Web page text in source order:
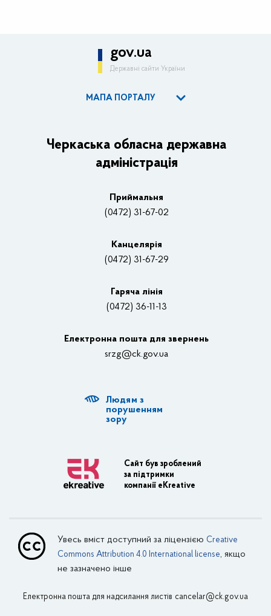
gov.ua
Державні сайти України
МАПА ПОРТАЛУ
Керівництво адміністрації
Основні завдання та нормативно-правові засади
Нагороди
Контакти
Структурні підрозділи ОДА
Діяльність ОДА
Транспортна інфраструктура
Внутрішній водний транспорт
Авіаційний транспорт
Поштовий зв’язок
Черкаська обласна державна
адміністрація
Приймальня
(0472) 31-67-02
Канцелярiя
(0472) 31-67-29
Гаряча лінія
(0472) 36-11-13
Електронна пошта для звернень
srzg@ck.gov.ua
Людям з
порушенням
зору
Сайт був зроблений
за підтримки
компанії eKreative
Увесь вміст доступний за ліцензією Creative
Commons Attribution 4.0 International license, якщо
не зазначено інше
Електронна пошта для надсилання листів cancelar@ck.gov.ua